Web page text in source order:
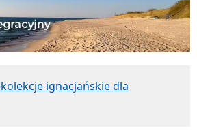
ignacjańskie dla